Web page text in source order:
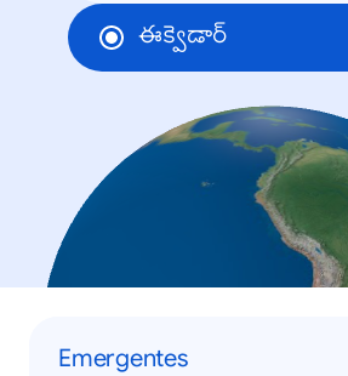
ఈక్వెడార్
Emergentes